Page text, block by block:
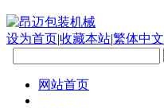
设为首页|收藏本站|繁体中文
网站首页